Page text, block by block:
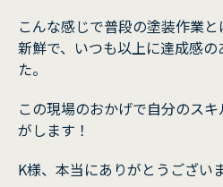
こんな感じで普段の塗装作業
新鮮で、いつも以上に達成感
た。
この現場のおかげで自分のス
がします！
K様、本当にありがとうござい